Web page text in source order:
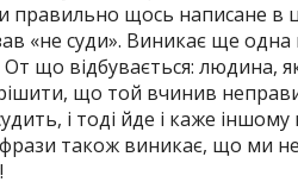
правильно щось написане в
«не суди». Виникає ще
що відбувається: людина,
що той вчинив
і тоді йде і каже
фрази також виникає, що ми